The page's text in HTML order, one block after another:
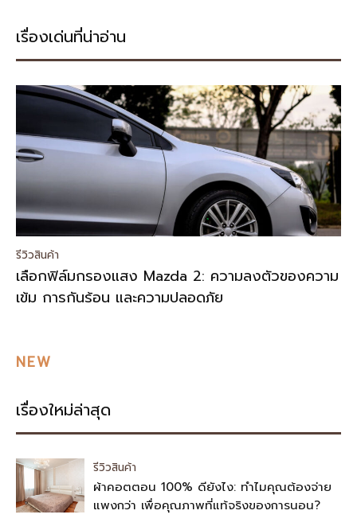
เรื่องเด่นที่น่าอ่าน
รีวิวสินค้า
เลือกฟิล์มกรองแสง Mazda 2: ความลงตัวของความ
เข้ม การกันร้อน และความปลอดภัย
NEW
เรื่องใหม่ล่าสุด
รีวิวสินค้า
ผ้าคอตตอน 100% ดียังไง: ทำไมคุณต้องจ่าย
แพงกว่า เพื่อคุณภาพที่แท้จริงของการนอน?